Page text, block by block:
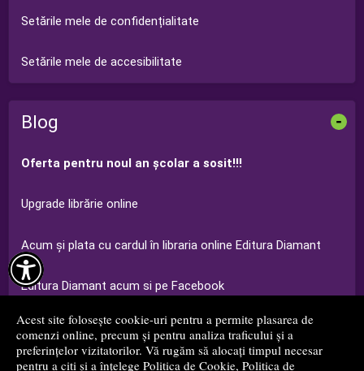

Acest site folosește cookie-uri pentru a permite plasarea de
comenzi online, precum și pentru analiza traficului și a
preferințelor vizitatorilor. Vă rugăm să alocați timpul necesar
pentru a citi și a înțelege Politica de Cookie, Politica de
Setările mele de confidențialitate
Setările mele de accesibilitate
Blog -
Oferta pentru noul an şcolar a sosit!!!
Upgrade librărie online
Acum şi plata cu cardul în libraria online Editura Diamant
Editura Diamant acum si pe Facebook
Ofertă Grădiniţă Editura Diamant 2014-2015
...toate știrile